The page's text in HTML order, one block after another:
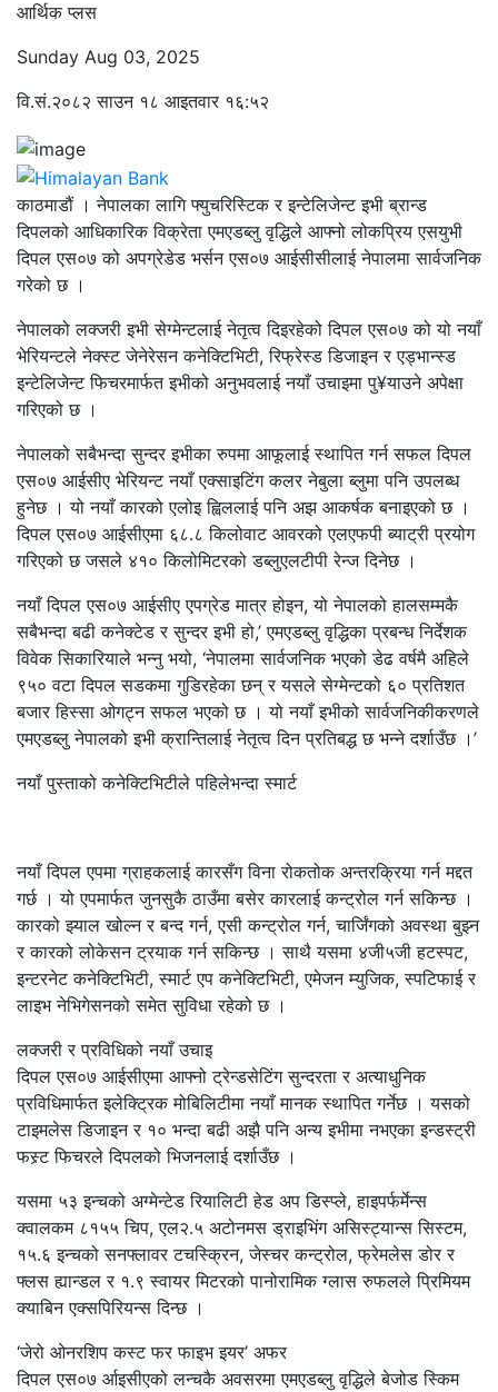
आर्थिक प्लस
Sunday Aug 03, 2025
वि.सं.२०८२ साउन १८ आइतवार १६:५२
काठमाडौं । नेपालका लागि फ्युचरिस्टिक र इन्टेलिजेन्ट इभी ब्रान्ड
दिपलको आधिकारिक विक्रेता एमएडब्लु वृद्धिले आफ्नो लोकप्रिय एसयुभी
दिपल एस०७ को अपग्रेडेड भर्सन एस०७ आईसीसीलाई नेपालमा सार्वजनिक
गरेको छ ।
नेपालको लक्जरी इभी सेग्मेन्टलाई नेतृत्व दिइरहेको दिपल एस०७ को यो नयाँ
भेरियन्टले नेक्स्ट जेनेरेसन कनेक्टिभिटी, रिफ्रेस्ड डिजाइन र एड्भान्स्ड
इन्टेलिजेन्ट फिचरमार्फत इभीको अनुभवलाई नयाँ उचाइमा पु¥याउने अपेक्षा
गरिएको छ ।
नेपालको सबैभन्दा सुन्दर इभीका रुपमा आफूलाई स्थापित गर्न सफल दिपल
एस०७ आईसीए भेरियन्ट नयाँ एक्साइटिंग कलर नेबुला ब्लुमा पनि उपलब्ध
हुनेछ । यो नयाँ कारको एलोइ ह्विललाई पनि अझ आकर्षक बनाइएको छ ।
दिपल एस०७ आईसीएमा ६८.८ किलोवाट आवरको एलएफपी ब्याट्री प्रयोग
गरिएको छ जसले ४१० किलोमिटरको डब्लुएलटीपी रेन्ज दिनेछ ।
नयाँ दिपल एस०७ आईसीए एपग्रेड मात्र होइन, यो नेपालको हालसम्मकै
सबैभन्दा बढी कनेक्टेड र सुन्दर इभी हो,’ एमएडब्लु वृद्धिका प्रबन्ध निर्देशक
विवेक सिकारियाले भन्नु भयो, ‘नेपालमा सार्वजनिक भएको डेढ वर्षमै अहिले
९५० वटा दिपल सडकमा गुडिरहेका छन् र यसले सेग्मेन्टको ६० प्रतिशत
बजार हिस्सा ओगट्न सफल भएको छ । यो नयाँ इभीको सार्वजनिकीकरणले
एमएडब्लु नेपालको इभी क्रान्तिलाई नेतृत्व दिन प्रतिबद्ध छ भन्ने दर्शाउँछ ।’
नयाँ पुस्ताको कनेक्टिभिटीले पहिलेभन्दा स्मार्ट
नयाँ दिपल एपमा ग्राहकलाई कारसँग विना रोकतोक अन्तरक्रिया गर्न मद्दत
गर्छ । यो एपमार्फत जुनसुकै ठाउँमा बसेर कारलाई कन्ट्रोल गर्न सकिन्छ ।
कारको झ्याल खोल्न र बन्द गर्न, एसी कन्ट्रोल गर्न, चार्जिंगको अवस्था बुझ्न
र कारको लोकेसन ट्रयाक गर्न सकिन्छ । साथै यसमा ४जी५जी हटस्पट,
इन्टरनेट कनेक्टिभिटी, स्मार्ट एप कनेक्टिभिटी, एमेजन म्युजिक, स्पटिफाई र
लाइभ नेभिगेसनको समेत सुविधा रहेको छ ।
लक्जरी र प्रविधिको नयाँ उचाइ
दिपल एस०७ आईसीएमा आफ्नो ट्रेन्डसेटिंग सुन्दरता र अत्याधुनिक
प्रविधिमार्फत इलेक्ट्रिक मोबिलिटीमा नयाँ मानक स्थापित गर्नेछ । यसको
टाइमलेस डिजाइन र १० भन्दा बढी अझै पनि अन्य इभीमा नभएका इन्डस्ट्री
फस्र्ट फिचरले दिपलको भिजनलाई दर्शाउँछ ।
यसमा ५३ इन्चको अग्मेन्टेड रियालिटी हेड अप डिस्प्ले, हाइपर्फर्मेन्स
क्वालकम ८१५५ चिप, एल२.५ अटोनमस ड्राइभिंग असिस्ट्यान्स सिस्टम,
१५.६ इन्चको सनफ्लावर टचस्क्रिन, जेस्चर कन्ट्रोल, फ्रेमलेस डोर र
फ्लस ह्यान्डल र १.९ स्वायर मिटरको पानोरामिक ग्लास रुफलले प्रिमियम
क्याबिन एक्सपिरियन्स दिन्छ ।
‘जेरो ओनरशिप कस्ट फर फाइभ इयर’ अफर
दिपल एस०७ र्आइसीएको लन्चकै अवसरमा एमएडब्लु वृद्धिले बेजोड स्किम